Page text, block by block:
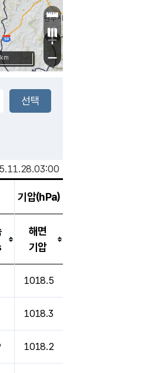
+
−
기압(hPa)
해면
기압
1018.5
1018.3
1018.2